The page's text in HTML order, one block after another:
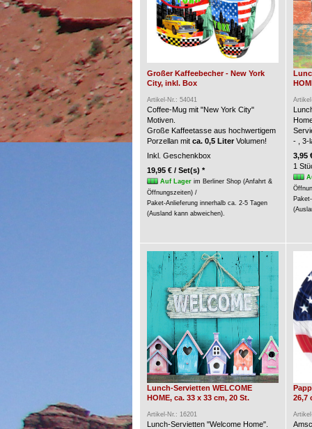
Großer Kaffeebecher - New York
City, inkl. Box
Artikel-Nr.: 54041
Coffee-Mug mit "New York City"
Motiven.
Große Kaffeetasse aus hochwertigem
Porzellan mit ca. 0,5 LiterVolumen!
Inkl. Geschenkbox
19,95 € / Set(s) *
Auf Lagerim Berliner Shop (Anfahrt &
Öffnungszeiten) /
Paket-Anlieferung innerhalb ca. 2-5 Tagen
(Ausland kann abweichen).
- , 3-
3,95
1
Lunch-Servietten WELCOME
HOME, ca. 33 x 33 cm, 20 St.
Artikel-Nr.: 16201
Lunch-Servietten "Welcome Home".
26,7